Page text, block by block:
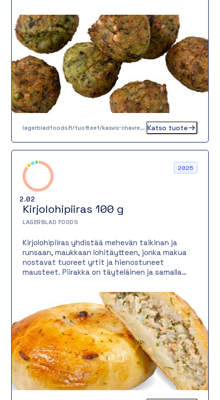
Paistettuna valurautapannulla pyörykkä saa
rapean pinnan ja mehevän sisuksen. Täydellinen
lisä lounaalle, päivälliselle tai juhlaan. Valitse
maku, laatu ja vastuullisuus!
lagerbladfoods.fi/tuotteet/kasvis-chavrepyorykka-20-g Katso tuote
2.02
2025
Kirjolohipiiras 100 g
LAGERBLAD FOODS
Kirjolohipiiras yhdistää mehevän taikinan ja
runsaan, maukkaan lohitäytteen, jonka makua
nostavat tuoreet yrtit ja hienostuneet
mausteet. Piirakka on täyteläinen ja samalla
esimerkiksi salaatin kera, mutta toimii myös
noutopöydän suolaisena tarjottavana,
kokoustarjoilussa tai täyttävänä välipalana.
Pyöreä 100 gramman annoskoko tekee
tarjoilusta vaivatonta ja nopeaa.